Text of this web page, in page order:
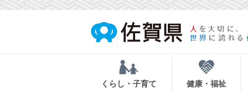
くらし・子育て 健康・福祉